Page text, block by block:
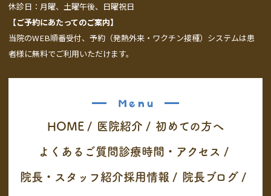
休診日：月曜、土曜午後、日曜祝日
【ご予約にあたってのご案内】
当院のWEB順番受付、予約（発熱外来・ワクチン接種）システムは患
者様に無料でご利用いただけます。
Menu
HOME / 医院紹介 / 初めての方へ
よくあるご質問 診療時間・アクセス /
院長・スタッフ紹介採用情報 / 院長ブログ /